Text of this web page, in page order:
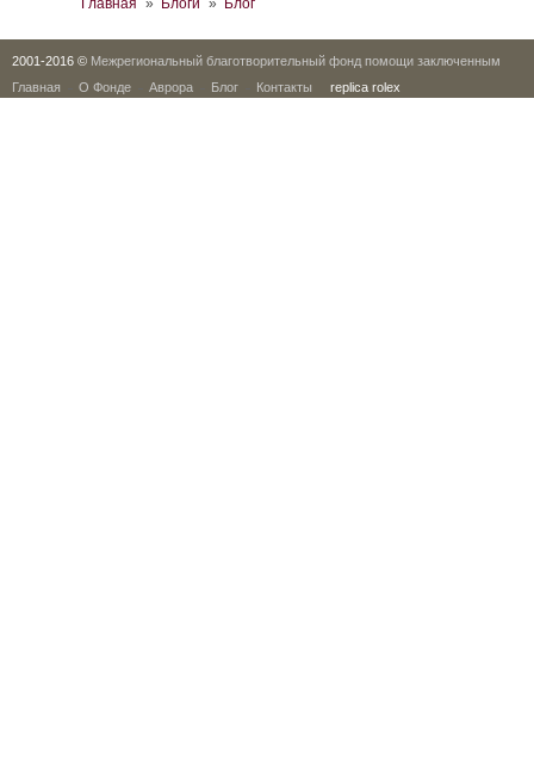
Главная » Блоги » Блог
2001-2016 © Межрегиональный благотворительный фонд помощи заключенным
Главная
О Фонде Аврора Блог Контакты replica rolex